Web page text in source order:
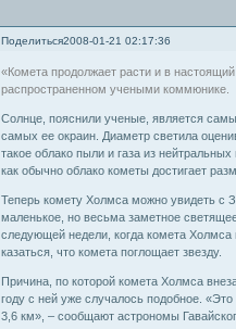
Поделиться2008-01-21 02:17:36
«Комета продолжает расти и в
распространенном учеными коммюнике.
Солнце, пояснили ученые, является
самых ее окраин. Диаметр светила
такое облако пыли и газа из
как обычно облако кометы достигает
Теперь комету Холмса можно увидеть с
маленькое, но весьма заметное
следующей недели, когда комета
казаться, что комета поглощает звезду.
Причина, по которой комета Холмса
году с ней уже случалось подобное.
3,6 км», – сообщают астрономы